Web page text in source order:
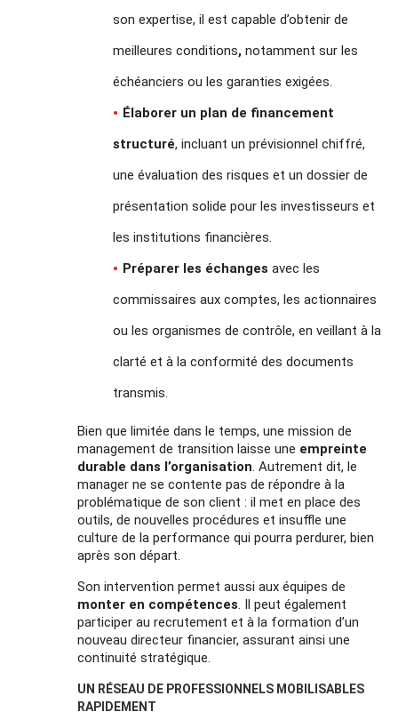
son expertise, il est capable d’obtenir de
meilleures conditions, notamment sur les
échéanciers ou les garanties exigées.
Élaborer un plan de financement
structuré, incluant un prévisionnel chiffré,
une évaluation des risques et un dossier de
présentation solide pour les investisseurs et
les institutions financières.
Préparer les échangesavec les
commissaires aux comptes, les actionnaires
ou les organismes de contrôle, en veillant à la
clarté et à la conformité des documents
transmis.
Bien que limitée dans le temps, une mission de
management de transition laisse une empreinte
durable dans l’organisation. Autrement dit, le
manager ne se contente pas de répondre à la
problématique de son client : il met en place des
outils, de nouvelles procédures et insuffle une
culture de la performance qui pourra perdurer, bien
après son départ.
Son intervention permet aussi aux équipes de
monter en compétences. Il peut également
participer au recrutement et à la formation d’un
nouveau directeur financier, assurant ainsi une
continuité stratégique.
UN RÉSEAU DE PROFESSIONNELS MOBILISABLES
RAPIDEMENT